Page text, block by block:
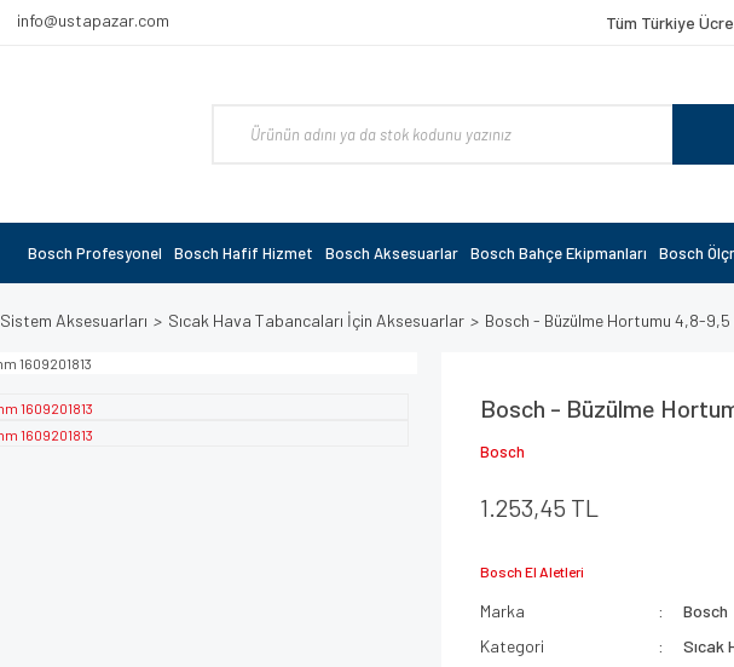
info@ustapazar.com Tüm Türkiye
Bosch Profesyonel Bosch Hafif Hizmet Bosch Aksesuarlar Bosch Bahçe Ekipmanları Bosch
Sistem Aksesuarları Sıcak Hava Tabancaları İçin Aksesuarlar Bosch - Büzülme Hortumu 4,8-9,5
Bosch - Büzülme
Bosch
1.253,45 TL
Bosch El Aletleri
Marka
Bosch
Kategori
Sıcak